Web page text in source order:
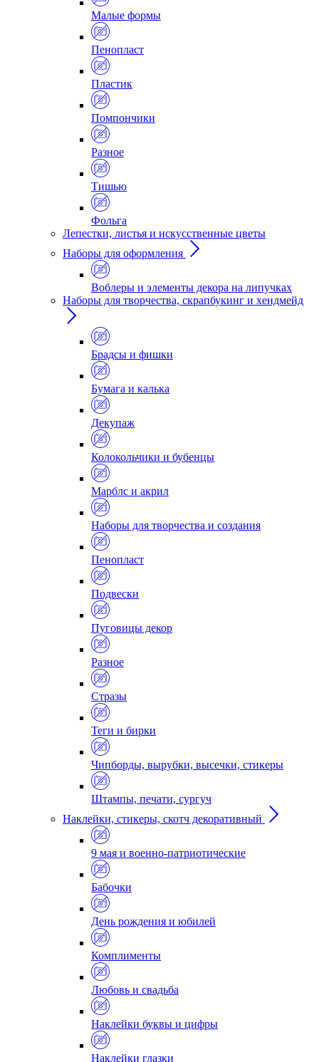
Малые формы
Пенопласт
Пластик
Помпончики
Разное
Тишью
Фольга
Лепестки, листья и искусственные цветы
Наборы для оформления
Воблеры и элементы декора на липучках
Наборы для творчества, скрапбукинг и хендмейд
Брадсы и фишки
Бумага и калька
Декупаж
Колокольчики и бубенцы
Марблс и акрил
Наборы для творчества и создания
Пенопласт
Подвески
Пуговицы декор
Разное
Стразы
Теги и бирки
Чипборды, вырубки, высечки, стикеры
Штампы, печати, сургуч
Наклейки, стикеры, скотч декоративный
9 мая и военно-патриотические
Бабочки
День рождения и юбилей
Комплименты
Любовь и свадьба
Наклейки буквы и цифры
Наклейки глазки